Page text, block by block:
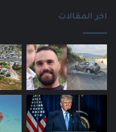
اخر المقالات